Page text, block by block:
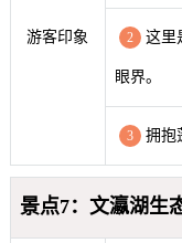
游客印象 2 这里
眼界。
3 拥抱
景点7：文瀛湖生